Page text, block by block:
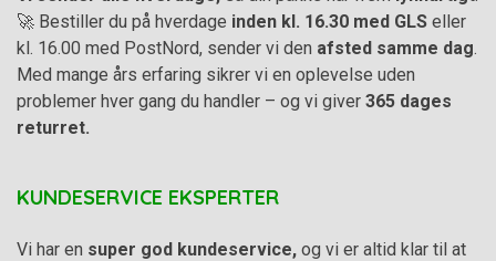
🚀 Bestiller du på hverdage inden kl. 16.30 med GLS eller
kl. 16.00 med PostNord, sender vi den afsted samme dag.
Med mange års erfaring sikrer vi en oplevelse uden
problemer hver gang du handler – og vi giver 365 dages
returret.
KUNDESERVICE EKSPERTER
Vi har en super god kundeservice, og vi er altid klar til at